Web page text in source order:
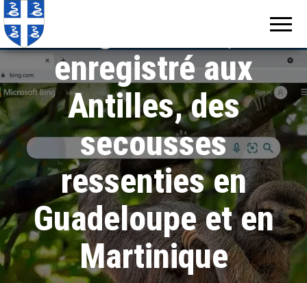
enregistré aux
Antilles, des
secousses
ressenties en
Guadeloupe et en
Martinique